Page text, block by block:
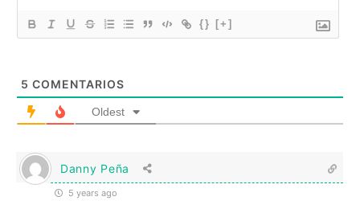
{} [+]
5 COMENTARIOS
Oldest
Danny Peña
5 years ago